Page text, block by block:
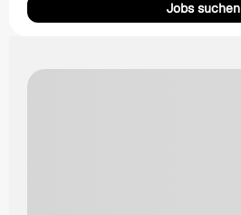
Jobs suchen